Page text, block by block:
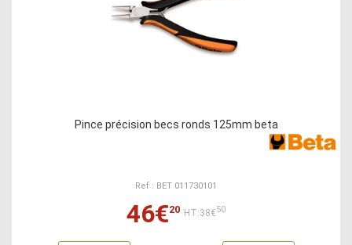
Pince précision becs ronds 125mm beta
Ref : BET 011730101
46€20 HT:38€50